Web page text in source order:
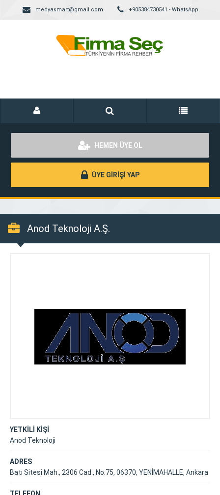
medyasmart@gmail.com +905384730541 - WhatsApp
HEMEN ÜYE OL
ÜYE GİRİŞİ YAP
Anod Teknoloji A.Ş.
YETKİLİ KİŞİ
Anod Teknoloji
ADRES
Batı Sitesi Mah., 2306 Cad., No:75, 06370, YENİMAHALLE, Ankara